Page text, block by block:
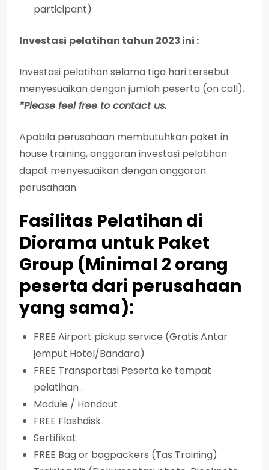
participant)
Investasi pelatihan tahun 2023 ini :
Investasi pelatihan selama tiga hari tersebut
menyesuaikan dengan jumlah peserta (on call).
*Please feel free to contact us.
Apabila perusahaan membutuhkan paket in
house training, anggaran investasi pelatihan
dapat menyesuaikan dengan anggaran
perusahaan.
Fasilitas Pelatihan di
Diorama untuk Paket
Group (Minimal 2 orang
peserta dari perusahaan
yang sama):
FREE Airport pickup service (Gratis Antar
jemput Hotel/Bandara)
FREE Transportasi Peserta ke tempat
pelatihan .
Module / Handout
FREE Flashdisk
Sertifikat
FREE Bag or bagpackers (Tas Training)